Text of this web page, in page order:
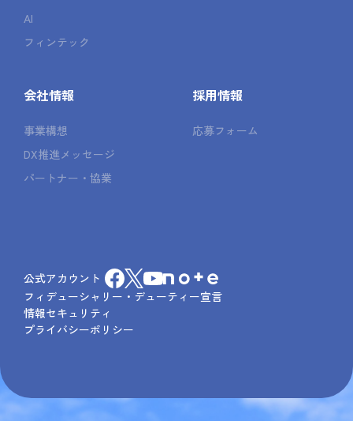
AI
フィンテック
会社情報
事業構想
DX推進メッセージ
パートナー・協業
採用情報
応募フォーム
公式アカウント
フィデューシャリー・デューティー宣言
情報セキュリティ
プライバシーポリシー